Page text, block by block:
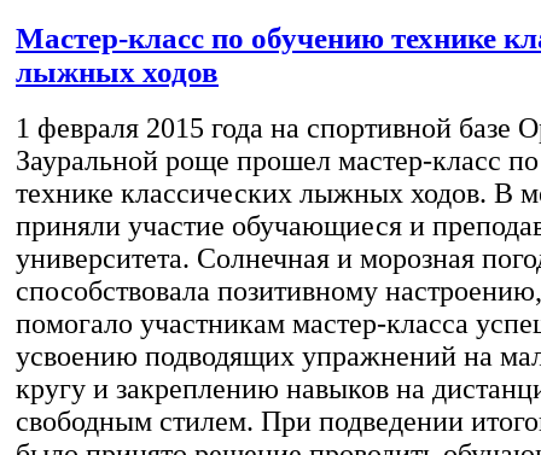
Мастер-класс по обучению технике
лыжных ходов
1 февраля 2015 года на спортивной базе
Зауральной роще прошел мастер-класс
технике классических лыжных ходов. В
приняли участие обучающиеся и
университета. Солнечная и морозная
способствовала позитивному
помогало участникам мастер-класса
усвоению подводящих упражнений на
кругу и закреплению навыков на
свободным стилем. При подведении